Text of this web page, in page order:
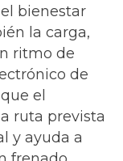
bienestar
la carga,
ritmo de
de
el
ruta prevista
y ayuda a